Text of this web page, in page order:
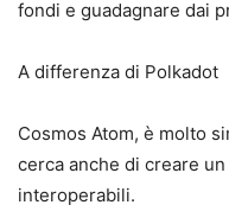
fondi e guadagnare dai
A differenza di Polkadot
Cosmos Atom, è molto
cerca anche di creare
interoperabili.